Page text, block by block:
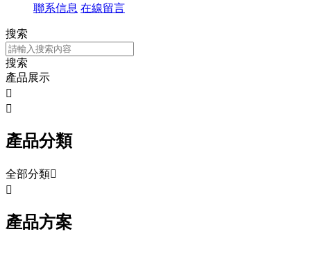
聯系信息 在線留言
搜索
搜索
產品展示


產品分類
全部分類

產品方案